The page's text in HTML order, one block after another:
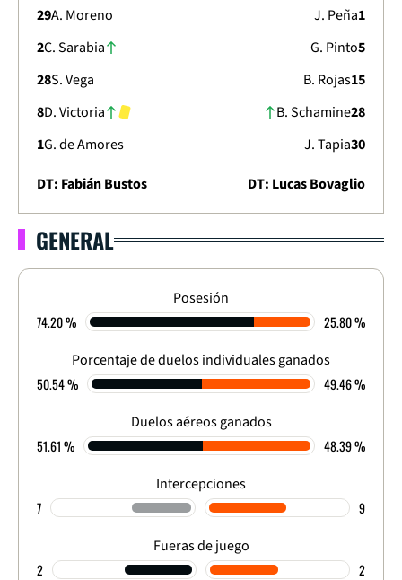
29A. Moreno
2C. Sarabia
28S. Vega
8D. Victoria
1G. de Amores
1
J. Peña
5
G. Pinto
15
B. Rojas
28
B. Schamine
30
J. Tapia
DT: Fabián Bustos
DT: Lucas Bovaglio
ETAPA DE GRUPOS - FECHA 6
1-2
FINALIZADO
GENERAL
Posesión
74.20 % 25.80 %
Porcentaje de duelos individuales ganados
50.54 % 49.46 %
Duelos aéreos ganados
51.61 % 48.39 %
Intercepciones
7 9
Fueras de juego
2 2